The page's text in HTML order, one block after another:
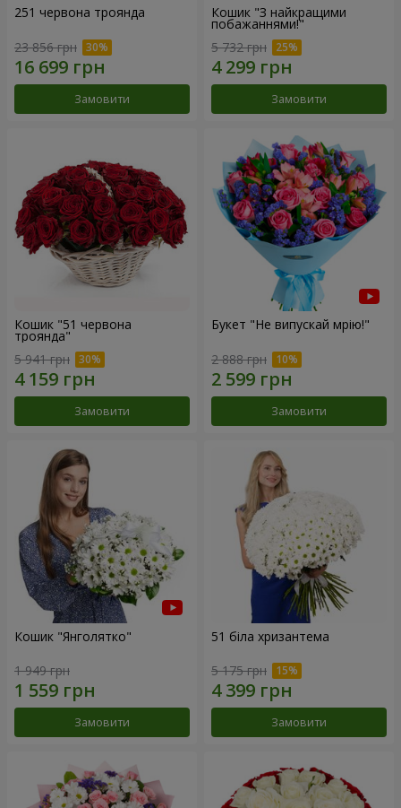
251 червона троянда
23 856 грн
Замовити
Кошик "З найкращими
побажаннями!"
5 732 грн
Замовити
Кошик "51 червона
троянда"
5 941 грн
Замовити
Букет "Не випускай мрію!"
2 888 грн
Замовити
Кошик "Янголятко"
1 949 грн
Замовити
51 біла хризантема
5 175 грн
Замовити